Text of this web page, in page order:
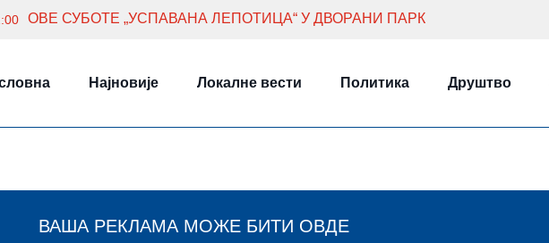
ОВЕ СУБОТЕ „УСПАВАНА ЛЕПОТИЦА“ У ДВОРАНИ ПАРК
Најновије Локалне вести Политика Друштво
ВАША РЕКЛАМА МОЖЕ БИТИ ОВДЕ